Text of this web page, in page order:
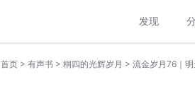
发现
首页 > 有声书 > 桐四的光辉岁月 > 流金岁月76｜